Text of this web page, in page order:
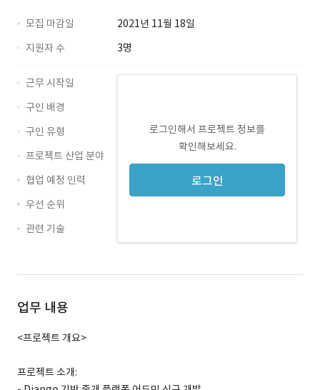
모집 마감일
2021년 11월 18일
지원자 수
3명
로그인해서 프로젝트 정보를
확인해보세요.
로그인
근무 시작일
구인 배경
구인 유형
프로젝트 산업 분야
협업 예정 인력
우선 순위
관련 기술
업무 내용
<프로젝트 개요>
프로젝트 소개: